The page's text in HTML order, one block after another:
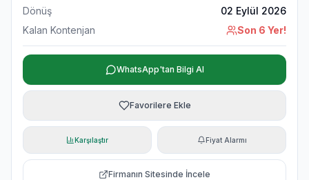
Dönüş
02 Eylül 2026
Kalan Kontenjan
Son 6 Yer!
WhatsApp'tan Bilgi Al
Favorilere Ekle
Karşılaştır Fiyat Alarmı
Firmanın Sitesinde İncele